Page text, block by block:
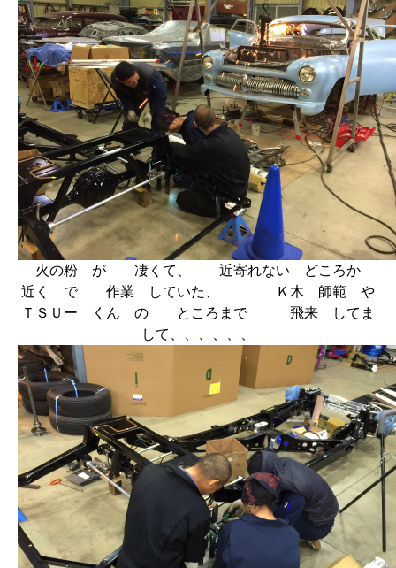
火の粉 が 凄くて、 近寄れない どころか
近く で 作業 していた、 Ｋ木 師範 や
ＴＳＵー くん の ところまで 飛来 してま
して、、、、、、